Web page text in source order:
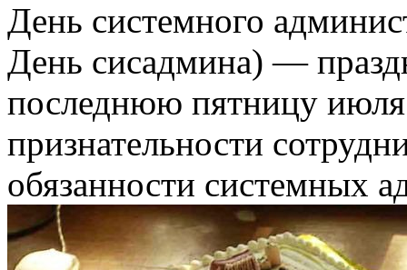
День системного
День сисадмина) —
последнюю пятницу
признательности
обязанности системных